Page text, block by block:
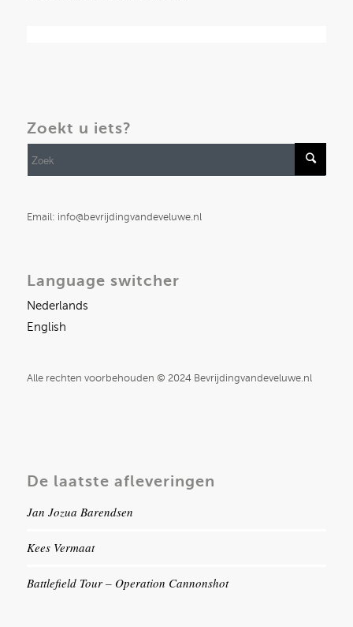
Zoekt u iets?
Email: info@bevrijdingvandeveluwe.nl
Language switcher
Nederlands
English
Alle rechten voorbehouden © 2024 Bevrijdingvandeveluwe.nl
De laatste afleveringen
Jan Jozua Barendsen
Kees Vermaat
Battlefield Tour – Operation Cannonshot